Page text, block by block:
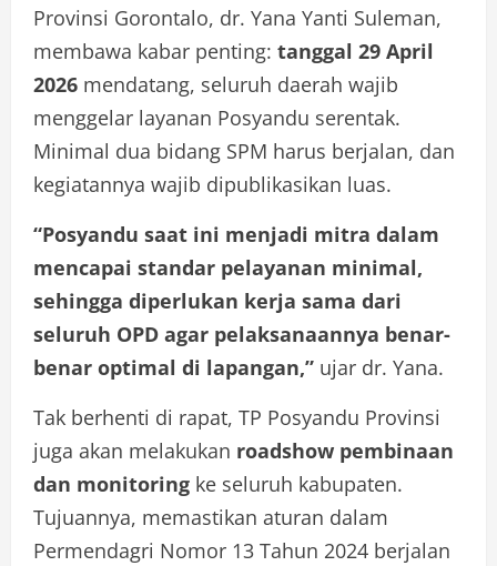
Provinsi Gorontalo, dr. Yana Yanti Suleman,
membawa kabar penting: tanggal 29 April
2026 mendatang, seluruh daerah wajib
menggelar layanan Posyandu serentak.
Minimal dua bidang SPM harus berjalan, dan
kegiatannya wajib dipublikasikan luas.
“Posyandu saat ini menjadi mitra dalam
mencapai standar pelayanan minimal,
sehingga diperlukan kerja sama dari
seluruh OPD agar pelaksanaannya benar-
benar optimal di lapangan,” ujar dr. Yana.
Tak berhenti di rapat, TP Posyandu Provinsi
juga akan melakukan roadshow pembinaan
dan monitoring ke seluruh kabupaten.
Tujuannya, memastikan aturan dalam
Permendagri Nomor 13 Tahun 2024 berjalan